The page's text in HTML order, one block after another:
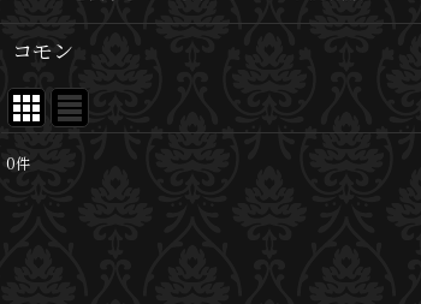
コモン
表示数
0件